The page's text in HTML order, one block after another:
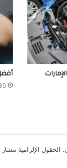
أفضل 3 معارض سيارات
30 نوفمبر،
الحقول الإلزامية مشار